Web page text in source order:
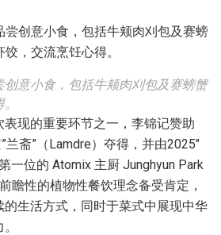
意小食，包括牛颊肉刈包及赛螃蟹
现的重要环节之一，李锦记赞助
兰斋”（Lamdre）夺得，并由2025″
一位的 Atomix 主厨 Junghyun Park
瞻性的植物性餐饮理念备受肯定，
生活方式，同时于菜式中展现中华